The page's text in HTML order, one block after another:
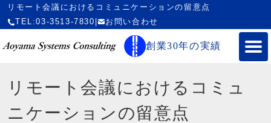
リモート会議におけるコミュニケーションの留意点
TEL:03-3513-7830
お問い合わせ
創業30年の実績
リモート会議におけるコミュ
ニケーションの留意点